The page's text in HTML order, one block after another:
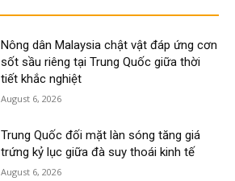
Nông dân Malaysia chật vật đáp ứng cơn
sốt sầu riêng tại Trung Quốc giữa thời
tiết khắc nghiệt
August 6, 2026
Trung Quốc đối mặt làn sóng tăng giá
trứng kỷ lục giữa đà suy thoái kinh tế
August 6, 2026